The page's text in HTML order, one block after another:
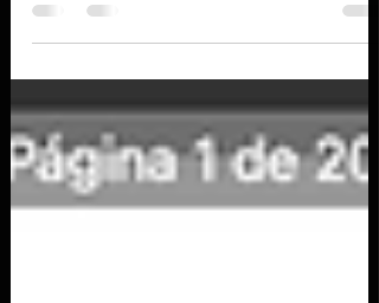
Research / Vedere Labs)